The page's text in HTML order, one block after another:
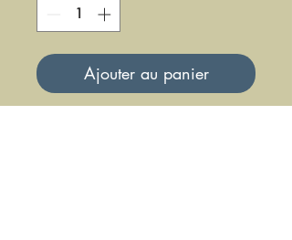
Ajouter au panier